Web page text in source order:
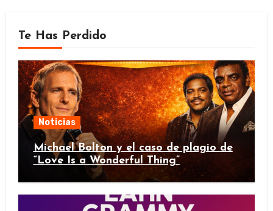
Te Has Perdido
Noticias
Michael Bolton y el caso de plagio de
“Love Is a Wonderful Thing”